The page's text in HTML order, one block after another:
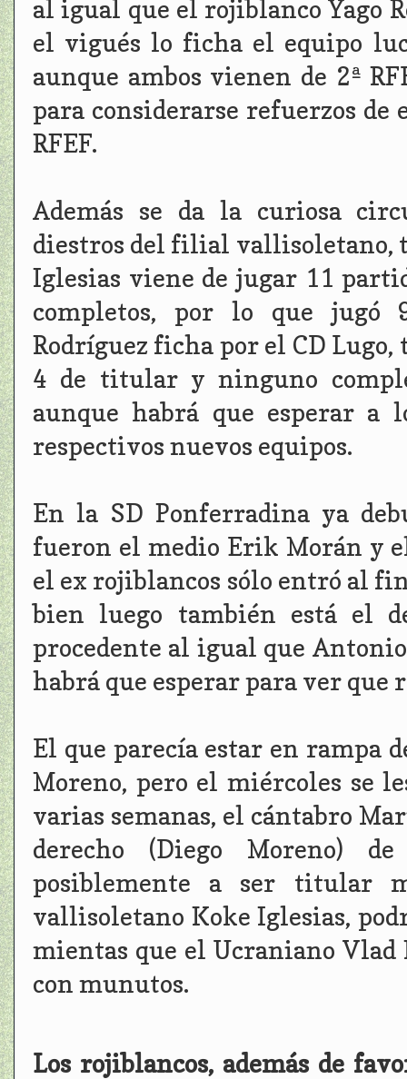
al igual que el rojiblanco Yago
el vigués lo ficha el equipo
aunque ambos vienen de 2ª
para considerarse refuerzos de
RFEF.
Además se da la curiosa
diestros del filial vallisoletano,
Iglesias viene de jugar 11
completos, por lo que jugó
Rodríguez ficha por el CD
4 de titular y ninguno
aunque habrá que esperar a
respectivos nuevos equipos.
En la SD Ponferradina ya
fueron el medio Erik Morán y
el ex rojiblancos sólo entró al
bien luego también está el
procedente al igual que
habrá que esperar para ver que
El que parecía estar en rampa
Moreno, pero el miércoles se
varias semanas, el cántabro
derecho (Diego Moreno)
posiblemente a ser titular
vallisoletano Koke Iglesias,
mientas que el Ucraniano
con munutos.
Los rojiblancos, además de